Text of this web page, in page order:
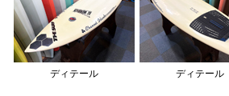
ディテール ディテール